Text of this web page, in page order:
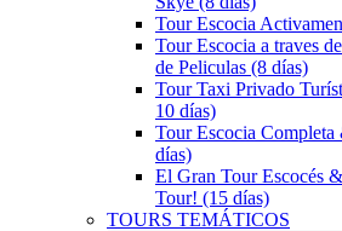
Tour Escocia
Tour Escocia a traves
de Peliculas (8 días)
Tour Taxi Privado
10 días)
Tour Escocia Completa
días)
El Gran Tour Escocés
Tour! (15 días)
TOURS TEMÁTICOS